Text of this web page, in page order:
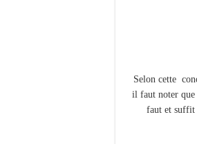
Selon cette
il faut noter que
faut et suffit